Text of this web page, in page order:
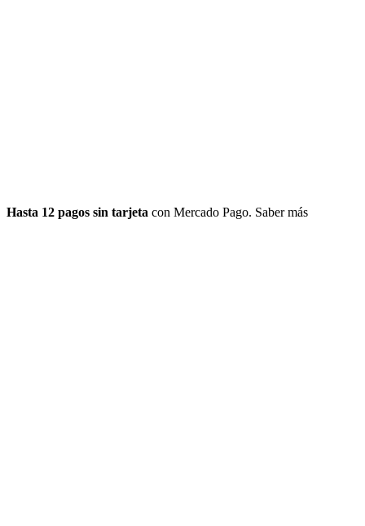
Hasta 12 pagos sin tarjeta con Mercado Pago. Saber más